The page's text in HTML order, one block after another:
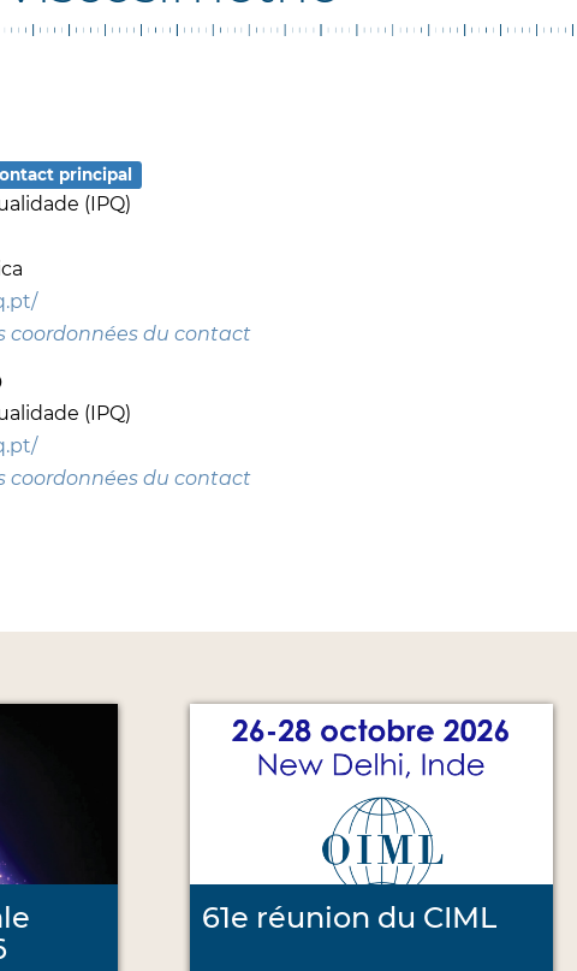
principal
(IPQ)
coordonnées du contact
(IPQ)
coordonnées du contact
61e réunion du CIML